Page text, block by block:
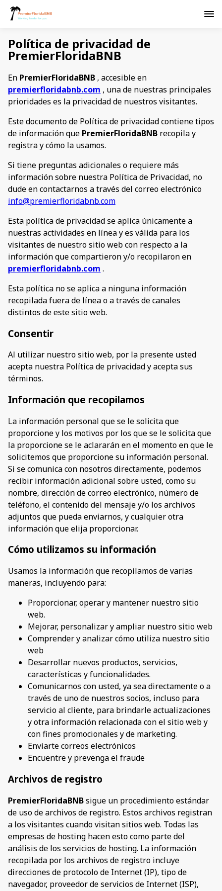
Política de privacidad de
PremierFloridaBNB
En PremierFloridaBNB , accesible en
premierfloridabnb.com , una de nuestras principales
prioridades es la privacidad de nuestros visitantes.
Este documento de Política de privacidad contiene tipos
de información que PremierFloridaBNB recopila y
registra y cómo la usamos.
Si tiene preguntas adicionales o requiere más
información sobre nuestra Política de Privacidad, no
dude en contactarnos a través del correo electrónico
info@premierfloridabnb.com
Esta política de privacidad se aplica únicamente a
nuestras actividades en línea y es válida para los
visitantes de nuestro sitio web con respecto a la
información que compartieron y/o recopilaron en
premierfloridabnb.com .
Esta política no se aplica a ninguna información
recopilada fuera de línea o a través de canales
distintos de este sitio web.
Consentir
Al utilizar nuestro sitio web, por la presente usted
acepta nuestra Política de privacidad y acepta sus
términos.
Información que recopilamos
La información personal que se le solicita que
proporcione y los motivos por los que se le solicita que
la proporcione se le aclararán en el momento en que le
solicitemos que proporcione su información personal.
Si se comunica con nosotros directamente, podemos
recibir información adicional sobre usted, como su
nombre, dirección de correo electrónico, número de
teléfono, el contenido del mensaje y/o los archivos
adjuntos que pueda enviarnos, y cualquier otra
información que elija proporcionar.
Cómo utilizamos su información
Usamos la información que recopilamos de varias
maneras, incluyendo para:
Proporcionar, operar y mantener nuestro sitio
web.
Mejorar, personalizar y ampliar nuestro sitio web
Comprender y analizar cómo utiliza nuestro sitio
web
Desarrollar nuevos productos, servicios,
características y funcionalidades.
Comunicarnos con usted, ya sea directamente o a
través de uno de nuestros socios, incluso para
servicio al cliente, para brindarle actualizaciones
y otra información relacionada con el sitio web y
con fines promocionales y de marketing.
Enviarte correos electrónicos
Encuentre y prevenga el fraude
Archivos de registro
PremierFloridaBNBsigue un procedimiento estándar
de uso de archivos de registro. Estos archivos registran
a los visitantes cuando visitan sitios web. Todas las
empresas de hosting hacen esto como parte del
análisis de los servicios de hosting. La información
recopilada por los archivos de registro incluye
direcciones de protocolo de Internet (IP), tipo de
navegador, proveedor de servicios de Internet (ISP),